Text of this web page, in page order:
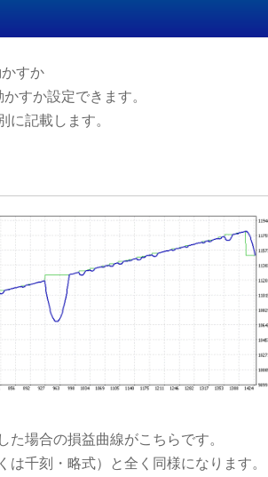
すか
すか設定できます。
に記載します。
場合の損益曲線がこちらです。
千刻・略式）と全く同様になります。